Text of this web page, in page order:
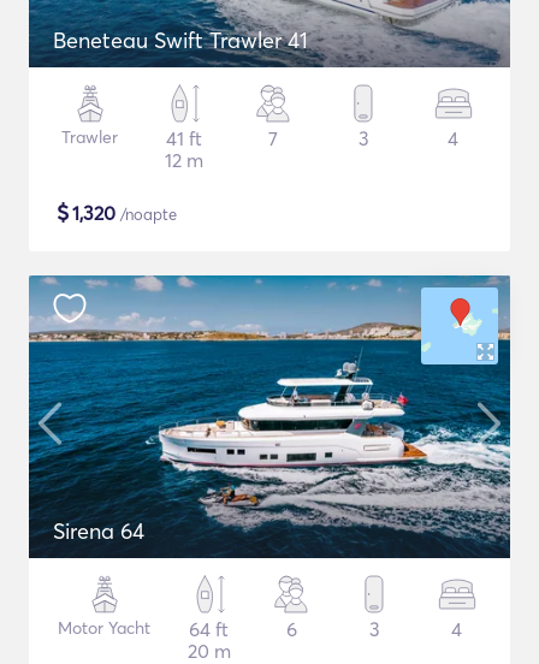
Beneteau Swift Trawler 41
Trawler
41 ft
12 m
7 3 4
$1,320 /noapte
Sirena 64
Motor Yacht
64 ft
20 m
6 3 4